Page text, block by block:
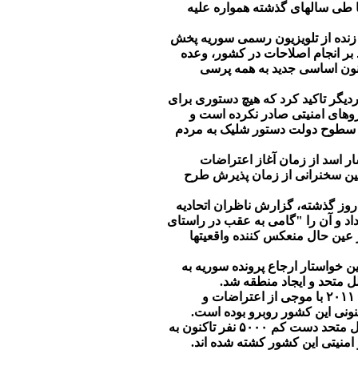
طی سالهای گذشته همواره علیه
از تلویزیون رسمی سوریه پخش
انجام اصلاحات در کشور، وعده
اساسی جدید به همه پرسی
تاکید کرد که هیچ دستوری برای
امنیتی صادر نکرده است و
سطوح دولت دستور شلیک به مردم
اسد از زمان آغاز اعتراضات
سخنرانی از زمان پذیرش طرح
گذشته، گزارش ناظران اتحادیه
داد و آن را "گامی به عقب در راستای
عین حال منعکس کننده واقعیتها
ارجاع پرونده سوریه به
متحد و ایجاد منطقه شد.
سوریه از نیمه ماه مارس ٢۰۱۱ با موجی از اعتراضات و
این کشور روبرو بوده است.
براساس آمار سازمان ملل متحد دست کم ۵۰۰۰ نفر تاکنون به
این کشور کشته شده اند.